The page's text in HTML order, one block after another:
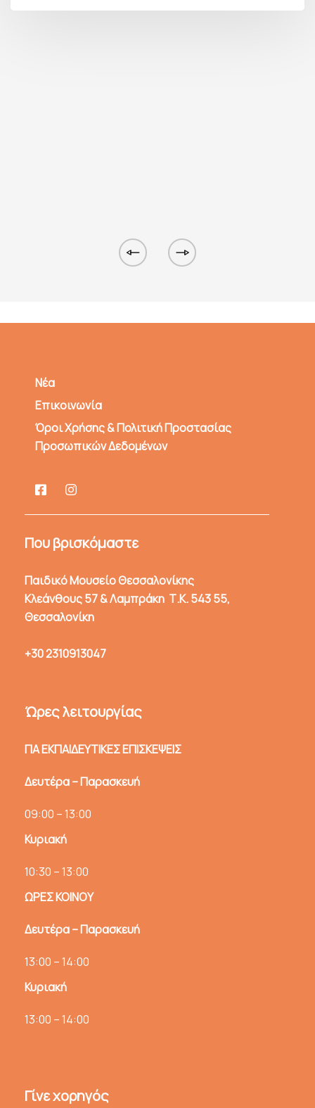
Νέα
Επικοινωνία
Όροι Χρήσης & Πολιτική Προστασίας
Προσωπικών Δεδομένων
Που βρισκόμαστε
Παιδικό Μουσείο Θεσσαλονίκης
Κλεάνθους 57 & Λαμπράκη Τ.Κ. 543 55,
Θεσσαλονίκη
+30 2310913047
Ώρες λειτουργίας
ΓΙΑ ΕΚΠΑΙΔΕΥΤΙΚΕΣ ΕΠΙΣΚΕΨΕΙΣ
Δευτέρα – Παρασκευή
09:00 – 13:00
Κυριακή
10:30 – 13:00
ΩΡΕΣ ΚΟΙΝΟΥ
Δευτέρα – Παρασκευή
13:00 – 14:00
Κυριακή
13:00 – 14:00
Γίνε χορηγός